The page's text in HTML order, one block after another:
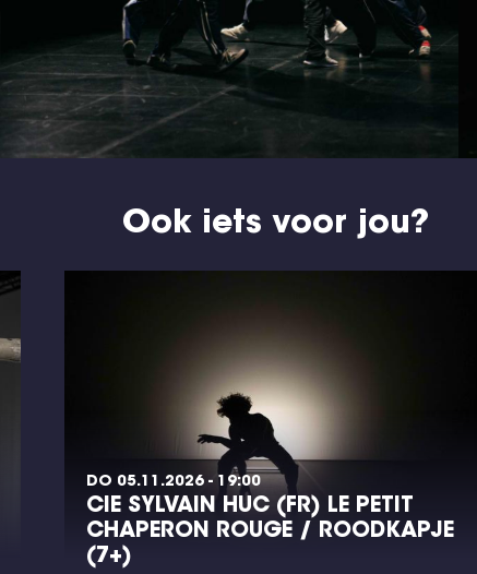
Ook iets voor jou?
DO 05.11.2026 - 19:00
CIE SYLVAIN HUC (FR) LE PETIT
CHAPERON ROUGE / ROODKAPJE
(7+)